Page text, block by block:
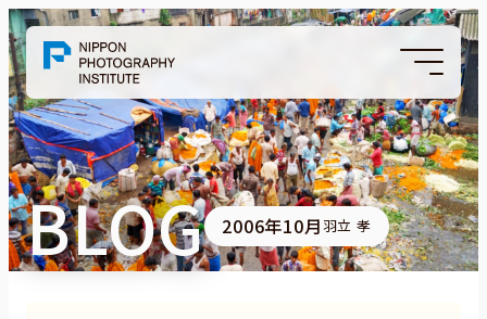
BLOG 2006年10月羽立 孝